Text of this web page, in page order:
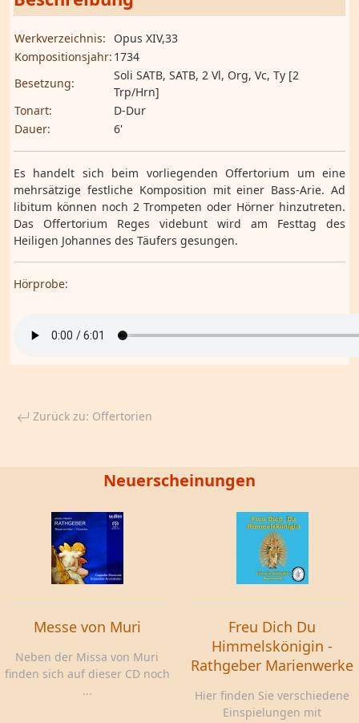
Werkverzeichnis:
Opus XIV,33
Kompositionsjahr: 1734
Besetzung:
Soli SATB, SATB, 2 Vl, Org, Vc, Ty [2
Trp/Hrn]
Tonart:
D-Dur
Dauer:
6'
Es handelt sich beim vorliegenden Offertorium um eine
mehrsätzige festliche Komposition mit einer Bass-Arie. Ad
libitum können noch 2 Trompeten oder Hörner hinzutreten.
Das Offertorium Reges videbunt wird am Festtag des
Heiligen Johannes des Täufers gesungen.
Hörprobe:
Zurück zu: Offertorien
Neuerscheinungen
Messe von Muri
Neben der Missa von Muri
finden sich auf dieser CD noch
...
Freu Dich Du
Himmelskönigin -
Rathgeber Marienwerke
Hier finden Sie verschiedene
Einspielungen mit